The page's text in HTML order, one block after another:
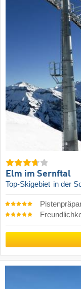
Elm im Sernftal
Top-Skigebiet in der